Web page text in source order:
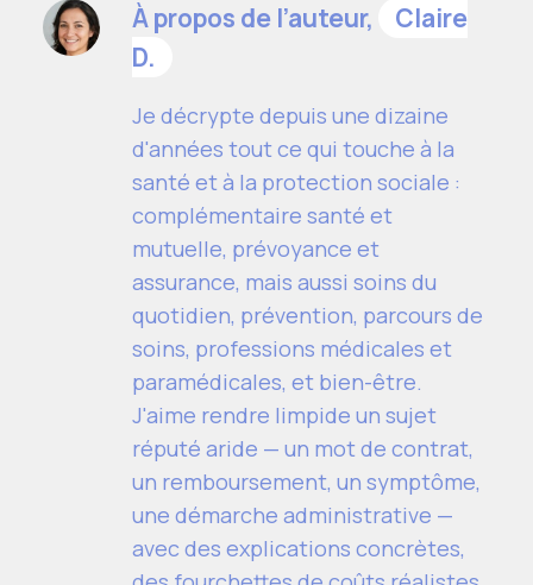
À propos de l’auteur,
Claire
D.
Je décrypte depuis une dizaine
d'années tout ce qui touche à la
santé et à la protection sociale :
complémentaire santé et
mutuelle, prévoyance et
assurance, mais aussi soins du
quotidien, prévention, parcours de
soins, professions médicales et
paramédicales, et bien-être.
J'aime rendre limpide un sujet
réputé aride — un mot de contrat,
un remboursement, un symptôme,
une démarche administrative —
avec des explications concrètes,